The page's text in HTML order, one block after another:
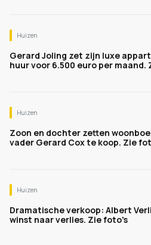
Huizen
Gerard Joling zet zijn luxe
huur voor 6.500 euro per maand.
Huizen
Zoon en dochter zetten
vader Gerard Cox te koop. Zie
Huizen
Dramatische verkoop: Albert
winst naar verlies. Zie foto's